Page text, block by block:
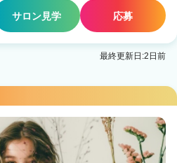
サロン見学 応募
最終更新日:2日前